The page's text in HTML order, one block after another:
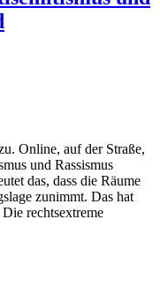
Online, auf der Straße,
und Rassismus
das, dass die Räume
zunimmt. Das hat
rechtsextreme